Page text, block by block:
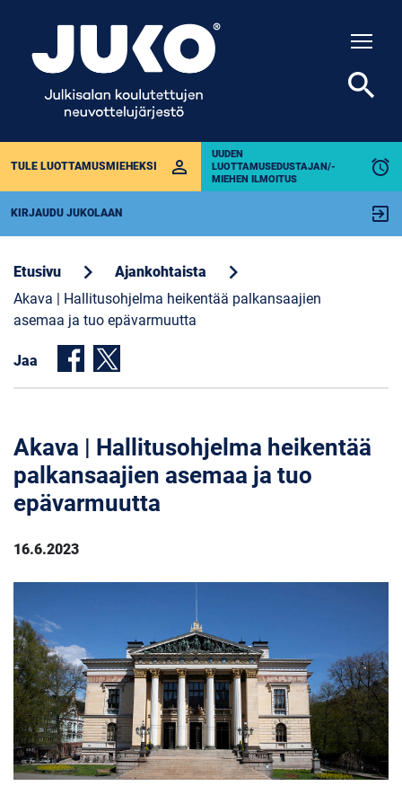
TULE LUOTTAMUSMIEHEKSI perm_identity
UUDEN
LUOTTAMUSEDUSTAJAN/-
MIEHEN ILMOITUS
alarm
KIRJAUDU JUKOLAAN exit_to_app
search
Etusivu chevron_right Ajankohtaista chevron_right
Akava | Hallitusohjelma heikentää palkansaajien
asemaa ja tuo epävarmuutta
Jaa
Akava | Hallitusohjelma heikentää
palkansaajien asemaa ja tuo
epävarmuutta
16.6.2023